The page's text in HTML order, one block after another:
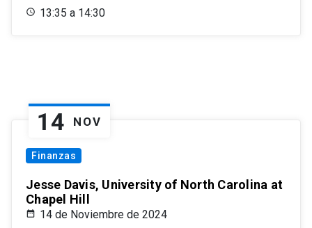
13:35 a 14:30
14 NOV
Finanzas
Jesse Davis, University of North Carolina at
Chapel Hill
14 de Noviembre de 2024